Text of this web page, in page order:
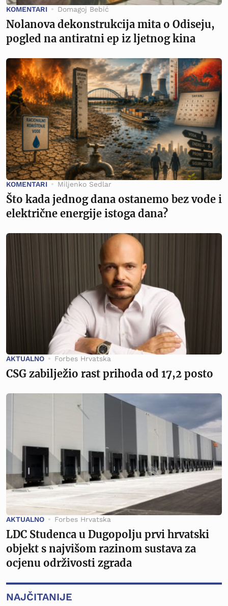
KOMENTARI Domagoj Bebić
Nolanova dekonstrukcija mita o Odiseju,
pogled na antiratni ep iz ljetnog kina
KOMENTARI Miljenko Sedlar
Što kada jednog dana ostanemo bez vode i
električne energije istoga dana?
AKTUALNO Forbes Hrvatska
CSG zabilježio rast prihoda od 17,2 posto
AKTUALNO Forbes Hrvatska
LDC Studenca u Dugopolju prvi hrvatski
objekt s najvišom razinom sustava za
ocjenu održivosti zgrada
NAJČITANIJE